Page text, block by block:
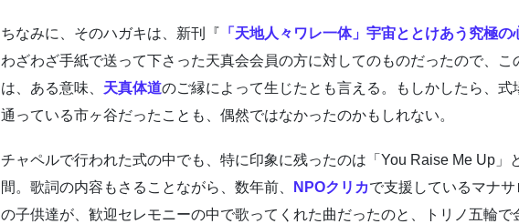
ちなみに、そのハガキは、新刊『 「天地人々ワレ一体」宇宙ととけあう究極の
わざわざ手紙で送って下さった天真会会員の方に対してのものだったので、こ
は、ある意味、 天真体道のご縁によって生じたとも言える。もしかしたら、式
通っている市ヶ谷だったことも、偶然ではなかったのかもしれない。
チャペルで行われた式の中でも、特に印象に残ったのは「You Raise Me Up」
間。歌詞の内容もさることながら、数年前、
NPOクリカで支援しているマナ
の子供達が、歓迎セレモニーの中で歌ってくれた曲だったのと、トリノ五輪で